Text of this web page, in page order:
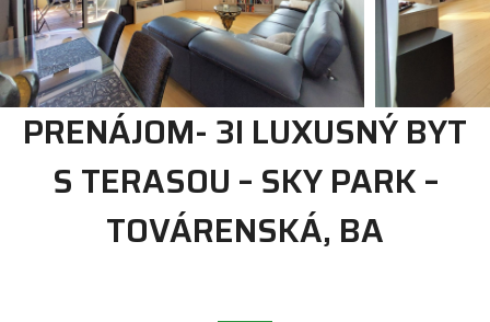
PRENÁJOM- 3I LUXUSNÝ BYT
S TERASOU – SKY PARK –
TOVÁRENSKÁ, BA